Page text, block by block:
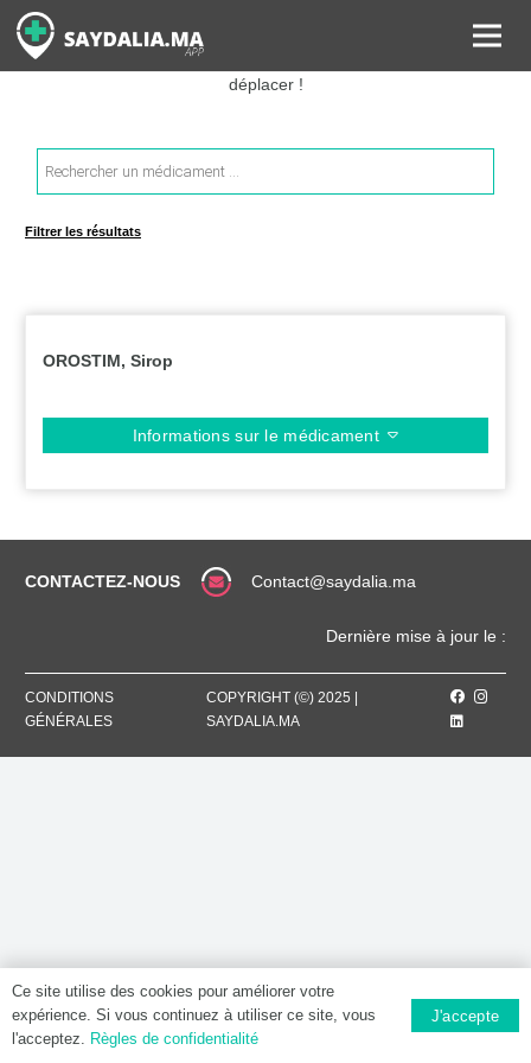
Rechercher les informations sur vos médicaments, leurs prix et
estimer ainsi le coût total de votre ordonnance, sans vous
déplacer !
Recherche
de
produits
Filtrer les résultats
OROSTIM, Sirop
Informations sur le médicament
CONTACTEZ-NOUS Contact@saydalia.ma
Dernière mise à jour le :
CONDITIONS
GÉNÉRALES
COPYRIGHT (©) 2025 |
SAYDALIA.MA
Ce site utilise des cookies pour améliorer votre
expérience. Si vous continuez à utiliser ce site, vous
l'acceptez. Règles de confidentialité
J'accepte